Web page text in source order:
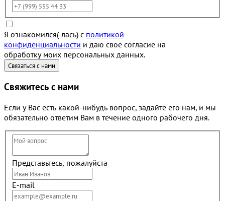
Я ознакомился(-лась) с политикой
конфиденциальности и даю свое согласие на
обработку моих персональных данных.
Свяжитесь с нами
Если у Вас есть какой-нибудь вопрос, задайте его нам, и мы
обязательно ответим Вам в течение одного рабочего дня.
Представьтесь, пожалуйста
E-mail